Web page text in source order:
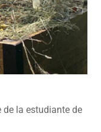
la estudiante de